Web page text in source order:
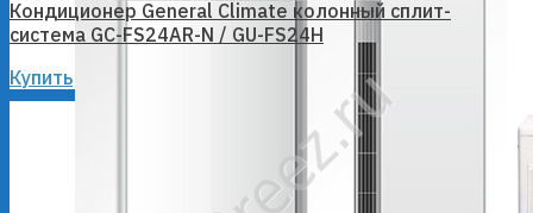
Кондиционер General Climate колонный сплит-
система GC-FS24AR-N / GU-FS24H
Купить